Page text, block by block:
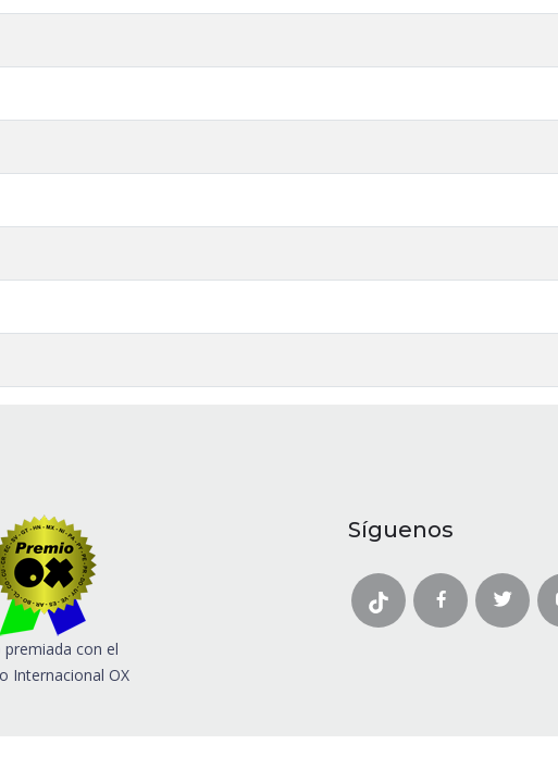
premiada con el
Internacional OX
Síguenos